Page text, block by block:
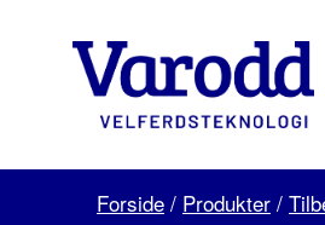
Velferdsteknologi
Forside / Produkter /